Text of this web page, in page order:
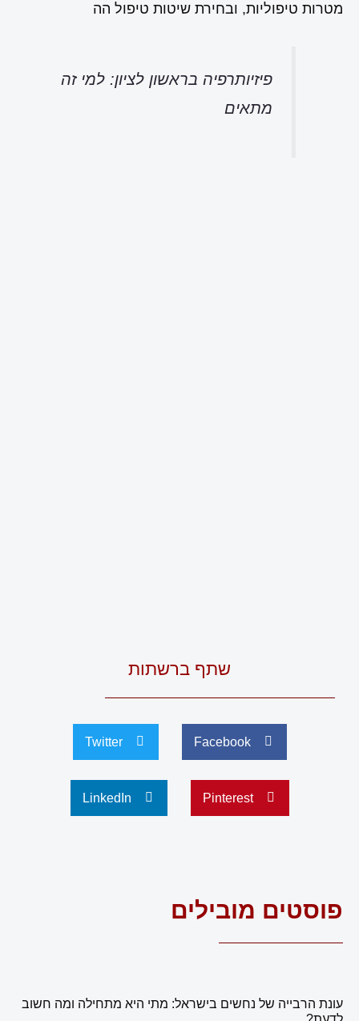
מטרות טיפוליות, ובחירת שיטות טיפול הה
פיזיותרפיה בראשון לציון: למי זה
מתאים
שתף ברשתות
Facebook
Twitter
Pinterest
LinkedIn
פוסטים מובילים
עונת הרבייה של נחשים בישראל: מתי היא מתחילה ומה חשוב